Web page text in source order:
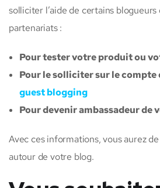
solliciter l’aide de certains
partenariats :
Pour tester votre produit ou
Pour le solliciter sur le compte
guest blogging
Pour devenir ambassadeur de
Avec ces informations, vous aurez
autour de votre blog.